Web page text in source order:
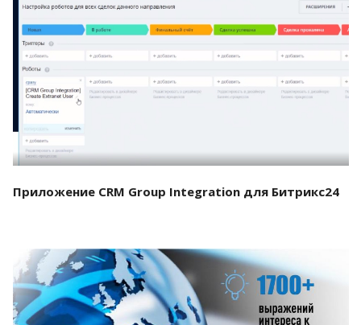
Смотреть проект
Приложение CRM Group Integration для Битрикс24